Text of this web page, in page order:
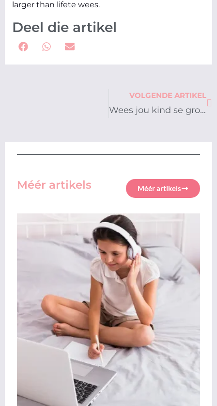
larger than lifete wees.
Deel die artikel
VOLGENDE ARTIKEL
Wees jou kind se grootste fan
Méér artikels Méér artikels